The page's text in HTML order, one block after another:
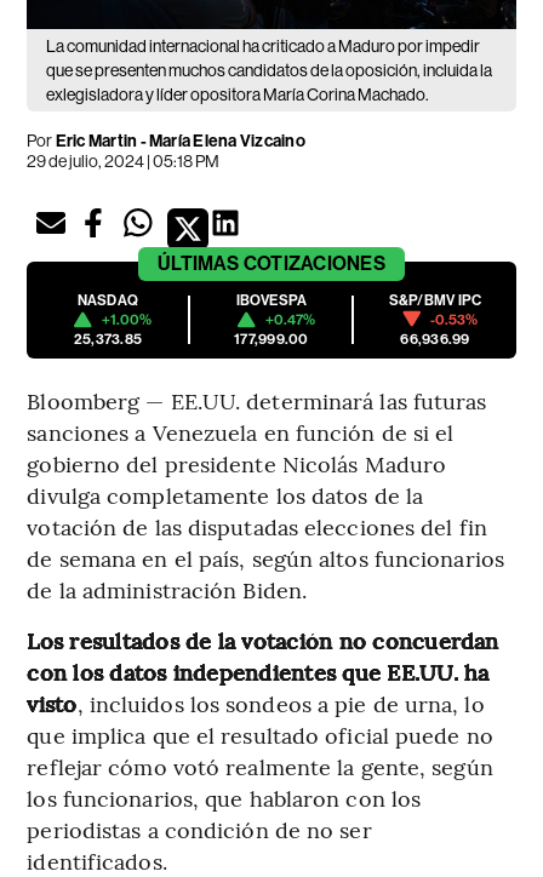
La comunidad internacional ha criticado a Maduro por impedir
que se presenten muchos candidatos de la oposición, incluida la
exlegisladora y líder opositora María Corina Machado.
PorEric Martin - María Elena Vizcaino
29 de julio, 2024 | 05:18 PM
ÚLTIMAS COTIZACIONES
NASDAQ
+1.00%
25,373.85
IBOVESPA
+0.47%
177,999.00
S&P/BMV IPC
-0.53%
66,936.99
Bloomberg — EE.UU. determinará las futuras
sanciones a Venezuela en función de si el
gobierno del presidente Nicolás Maduro
divulga completamente los datos de la
votación de las disputadas elecciones del fin
de semana en el país, según altos funcionarios
de la administración Biden.
Los resultados de la votación no concuerdan
con los datos independientes que EE.UU. ha
visto, incluidos los sondeos a pie de urna, lo
que implica que el resultado oficial puede no
reflejar cómo votó realmente la gente, según
los funcionarios, que hablaron con los
periodistas a condición de no ser
identificados.